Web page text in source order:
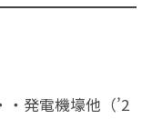
・発電機壕他（’2